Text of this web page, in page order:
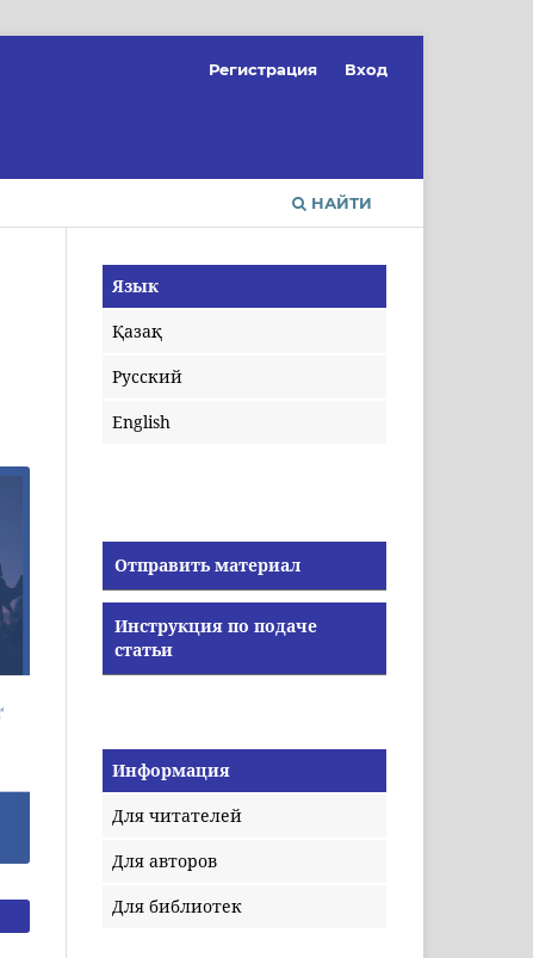
НАЙТИ
Регистрация Вход
Язык
Қазақ
Русский
English
Отправить материал
Инструкция по подаче
статьи
Информация
Для читателей
Для авторов
Для библиотек